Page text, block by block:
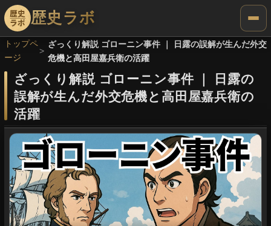
歴史ラボ
トップペ
ージ
ざっくり解説 ゴローニン事件 ｜ 日露の誤解が生んだ外交
危機と高田屋嘉兵衛の活躍
ざっくり解説 ゴローニン事件
日露の
誤解が生んだ外交危機と高田屋嘉兵衛の
活躍